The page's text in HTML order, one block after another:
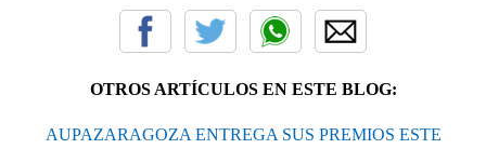
OTROS ARTÍCULOS EN ESTE BLOG:
AUPAZARAGOZA ENTREGA SUS PREMIOS ESTE